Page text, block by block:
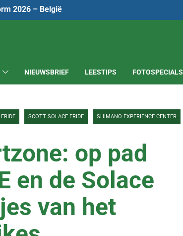
2026 – België
NIEUWSBRIEF LEESTIPS FOTOSPECIALS
SCOTT SOLACE ERIDE SHIMANO EXPERIENCE CENTER
op pad
en de Solace
van het